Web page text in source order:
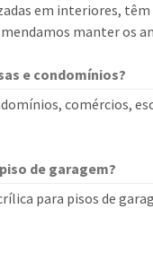
em interiores,
manter os
e condomínios?
comércios,
de garagem?
para pisos de